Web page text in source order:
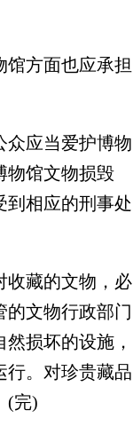
方面也应承担
应当爱护博物
物馆文物损毁
到相应的刑事处
藏的文物，必
的文物行政部门
损坏的设施，
行。对珍贵藏品
(完)